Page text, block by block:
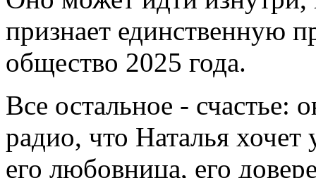
признает единственную
общество 2025 года.
Все остальное -
радио, что Наталья
его любовница, его